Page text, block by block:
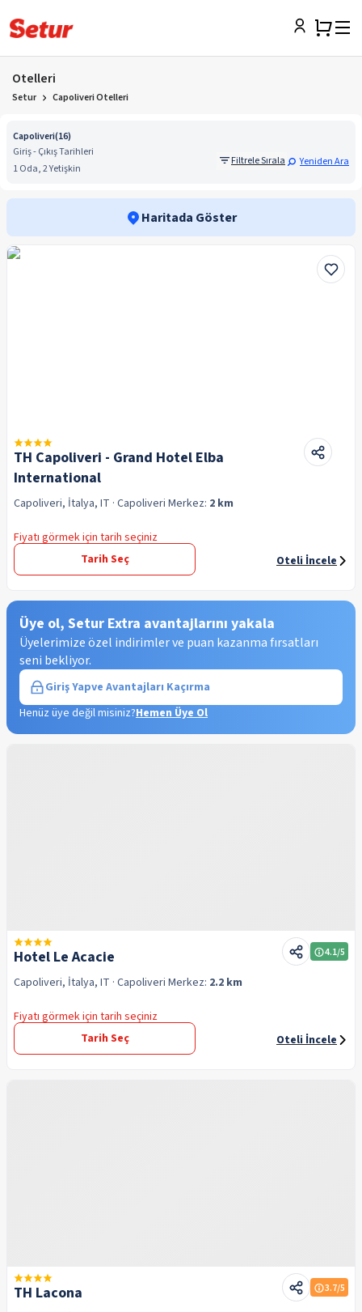
Otelleri
Setur Capoliveri Otelleri
Capoliveri(16)
Giriş - Çıkış Tarihleri
1 Oda, 2 Yetişkin
Filtrele Sırala Yeniden Ara
Haritada Göster
TH Capoliveri - Grand Hotel Elba
International
Capoliveri, İtalya, IT · Capoliveri Merkez: 2 km
Fiyatı görmek için tarih seçiniz
Tarih Seç
Oteli İncele
Üye ol, Setur Extra avantajlarını yakala
Üyelerimize özel indirimler ve puan kazanma fırsatları
seni bekliyor.
Giriş Yapve Avantajları Kaçırma
Henüz üye değil misiniz?Hemen Üye Ol
Hotel Le Acacie 4.1/5
Capoliveri, İtalya, IT · Capoliveri Merkez: 2.2 km
Fiyatı görmek için tarih seçiniz
Tarih Seç
Oteli İncele
TH Lacona 3.7/5